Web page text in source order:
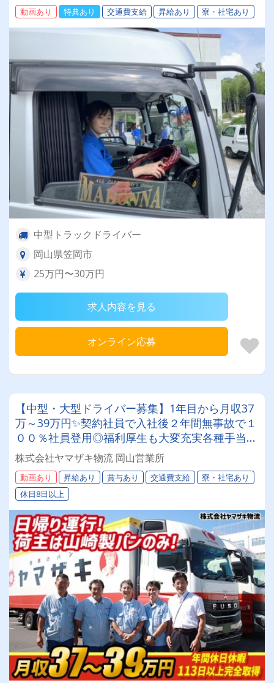
動画あり 特典あり 交通費支給 昇給あり 寮・社宅あり
中型トラックドライバー
岡山県笠岡市
25万円〜30万円
求人内容を見る
オンライン応募
【中型・大型ドライバー募集】1年目から月収37
万～39万円✨契約社員で入社後２年間無事故で１
００％社員登用◎福利厚生も大変充実各種手当が
豊富★年間休日１１３日以上完全取得★＼山崎製
パングループで安定勤務しませんか？／
株式会社ヤマザキ物流 岡山営業所
動画あり 昇給あり 賞与あり 交通費支給
寮・社宅あり
休日8日以上